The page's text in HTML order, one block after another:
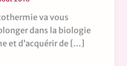
va vous
dans la biologie
et d’acquérir de […]